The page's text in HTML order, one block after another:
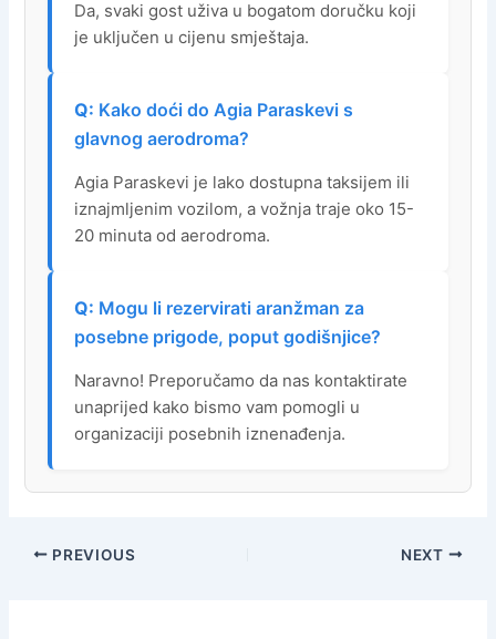
Da, svaki gost uživa u bogatom doručku koji
je uključen u cijenu smještaja.
Kako doći do Agia Paraskevi s
glavnog aerodroma?
Agia Paraskevi je lako dostupna taksijem ili
iznajmljenim vozilom, a vožnja traje oko 15-
20 minuta od aerodroma.
Mogu li rezervirati aranžman za
posebne prigode, poput godišnjice?
Naravno! Preporučamo da nas kontaktirate
unaprijed kako bismo vam pomogli u
organizaciji posebnih iznenađenja.
PREVIOUS NEXT